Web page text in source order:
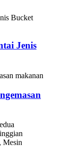
Jenis